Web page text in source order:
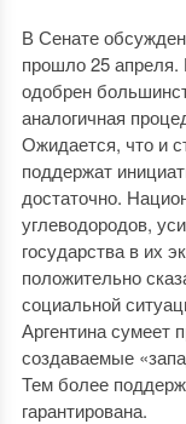
В Сенате
прошло 25
одобрен
аналогичная
Ожидается, что и
поддержат
достаточно.
углеводородов,
государства в их
положительно
социальной
Аргентина сумеет
создаваемые
Тем более
гарантирована.